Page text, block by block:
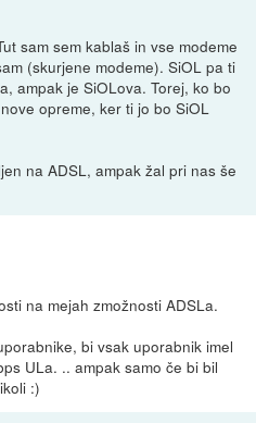
sam sem kablaš in vse modeme
(skurjene modeme). SiOL pa ti
ampak je SiOLova. Torej, ko bo
opreme, ker ti jo bo SiOL
na ADSL, ampak žal pri nas še
na mejah zmožnosti ADSLa.
bi vsak uporabnik imel
ULa. .. ampak samo če bi bil
:)